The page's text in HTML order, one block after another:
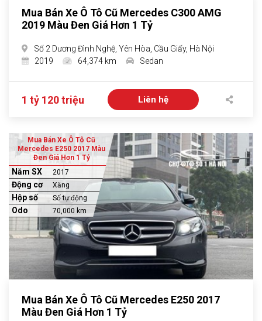
Mua Bán Xe Ô Tô Cũ Mercedes C300 AMG
2019 Màu Đen Giá Hơn 1 Tỷ
Số 2 Dương Đình Nghệ, Yên Hòa, Cầu Giấy, Hà Nội
2019
64,374 km Sedan
1 tỷ 120 triệu Liên hệ
Mua Bán Xe Ô Tô Cũ
Mercedes E250 2017 Màu
Đen Giá Hơn 1 Tỷ
Năm SX 2017
Động cơ Xăng
Hộp số Số tự động
Odo 70,000 km
Mua Bán Xe Ô Tô Cũ Mercedes E250 2017
Màu Đen Giá Hơn 1 Tỷ